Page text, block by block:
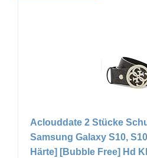
Aclouddate 2 Stücke
Samsung Galaxy S10,
Härte] [Bubble Free] Hd